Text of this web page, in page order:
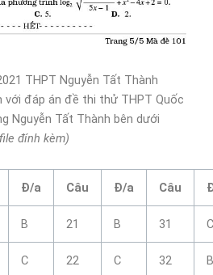
THPT Nguyễn Tất Thành
với đáp án đề thi thử THPT Quốc
Nguyễn Tất Thành bên dưới
đính kèm)
Đ/a Câu Đ/a Câu
B 21 B 31 C
C 22 C 32 B